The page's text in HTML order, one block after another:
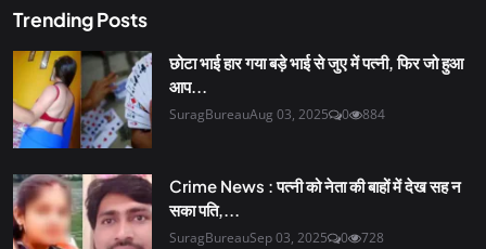
Trending Posts
छोटा भाई हार गया बड़े भाई से जुए में पत्नी, फिर जो हुआ
आप...
SuragBureauAug 03, 2025 0 884
Crime News : पत्नी को नेता की बाहों में देख सह न
सका पति,...
SuragBureauSep 03, 2025 0 728